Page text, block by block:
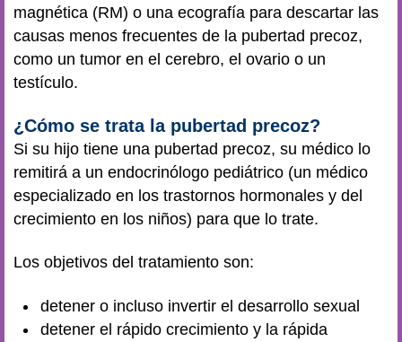
magnética (RM) o una ecografía para descartar las
causas menos frecuentes de la pubertad precoz,
como un tumor en el cerebro, el ovario o un
testículo.
¿Cómo se trata la pubertad precoz?
Si su hijo tiene una pubertad precoz, su médico lo
remitirá a un endocrinólogo pediátrico (un médico
especializado en los trastornos hormonales y del
crecimiento en los niños) para que lo trate.
Los objetivos del tratamiento son:
detener o incluso invertir el desarrollo sexual
detener el rápido crecimiento y la rápida